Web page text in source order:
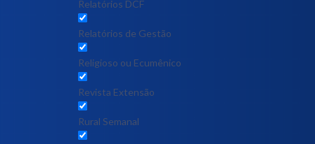
Relatórios DCF
Relatórios de Gestão
Religioso ou Ecumênico
Revista Extensão
Rural Semanal